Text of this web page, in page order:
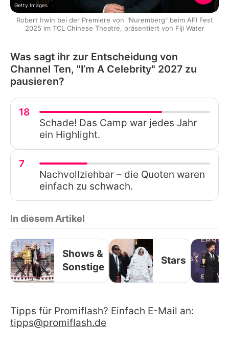
Getty Images
Robert Irwin bei der Premiere von "Nuremberg" beim AFI Fest
2025 im TCL Chinese Theatre, präsentiert von Fiji Water
Was sagt ihr zur Entscheidung von
Channel Ten, "I’m A Celebrity" 2027 zu
pausieren?
18
Schade! Das Camp war jedes Jahr
ein Highlight.
7
Nachvollziehbar – die Quoten waren
einfach zu schwach.
In diesem Artikel
Shows &
Sonstige
Stars
Tipps für Promiflash? Einfach E-Mail an:
tipps@promiflash.de